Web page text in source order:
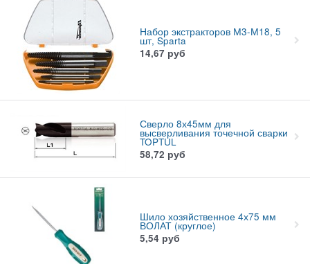
Набор экстракторов М3-М18, 5
шт, Sparta
14,67 руб
Сверло 8х45мм для
высверливания точечной сварки
TOPTUL
58,72 руб
Шило хозяйственное 4х75 мм
ВОЛАТ (круглое)
5,54 руб